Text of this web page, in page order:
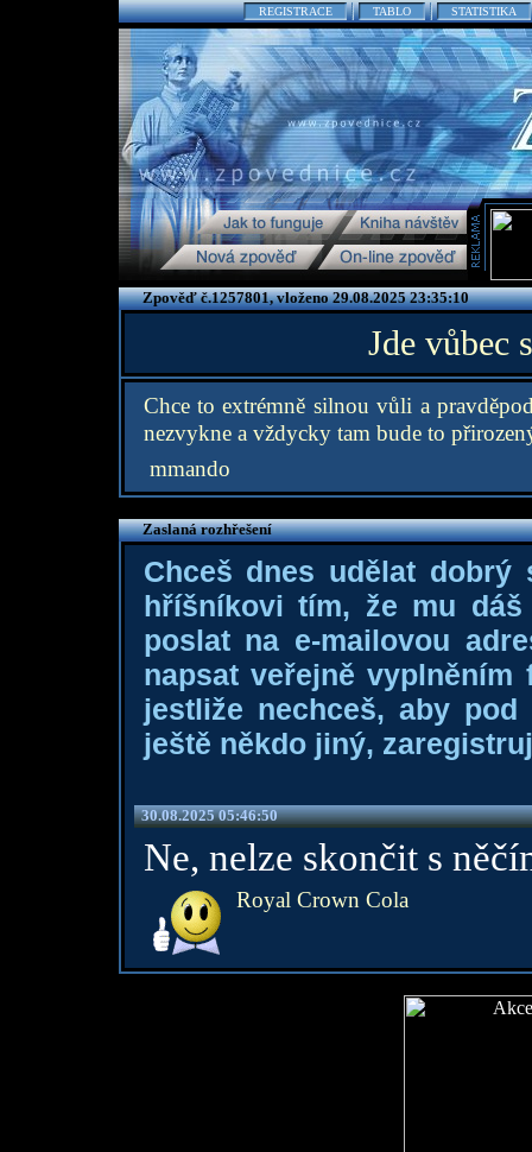
REGISTRACE TABLO STATISTIKA
Zpověď č.1257801, vloženo 29.08.2025 23:35:10
Jde vůbec
Chce to extrémně silnou vůli a
nezvykne a vždycky tam bude to
mmando
Zaslaná rozhřešení
Chceš dnes udělat dobrý
hříšníkovi tím, že mu
poslat na e-mailovou
napsat veřejně
jestliže nechceš, aby
ještě někdo jiný,
30.08.2025 05:46:50
Ne, nelze skončit s
Royal Crown Cola